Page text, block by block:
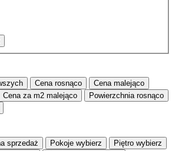
Cenarosnąco Cenamalejąco
Cena za m2 malejąco Powierzchniarosnąco
sprzedaż Pokoje wybierz Piętro wybierz